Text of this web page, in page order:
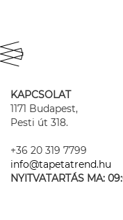
KAPCSOLAT
1171 Budapest,
Pesti út 318.
+36 20 319 7799
info@tapetatrend.hu
NYITVATARTÁS MA: